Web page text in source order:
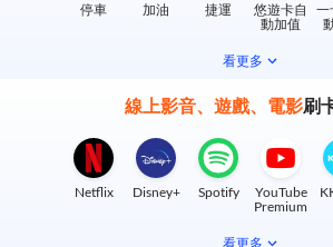
停車 加油 捷運
悠遊卡自
動加值
一
看更多
線上影音、遊戲、電影刷
Netflix Disney+ Spotify
YouTube
Premium
看更多